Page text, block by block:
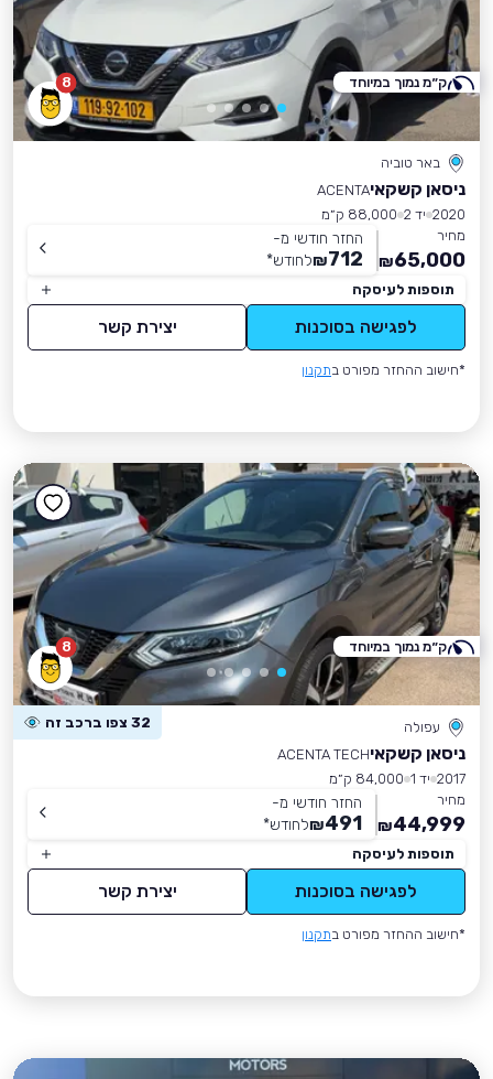
8
באר טוביה
ניסאן קשקאיACENTA
2020 יד 2
88,000 ק״מ
מחיר
65,000
₪
החזר חודשי מ-
712
₪לחודש*
תוספות לעיסקה
לפגישה בסוכנות יצירת קשר
*חישוב ההחזר מפורט בתקנון
ק״מ נמוך במיוחד
8
עפולה 32 צפו ברכב זה
ניסאן קשקאיACENTA TECH
2017 יד 1
84,000 ק״מ
מחיר
44,999
₪
החזר חודשי מ-
491
₪לחודש*
תוספות לעיסקה
לפגישה בסוכנות יצירת קשר
*חישוב ההחזר מפורט בתקנון
ק״מ נמוך במיוחד